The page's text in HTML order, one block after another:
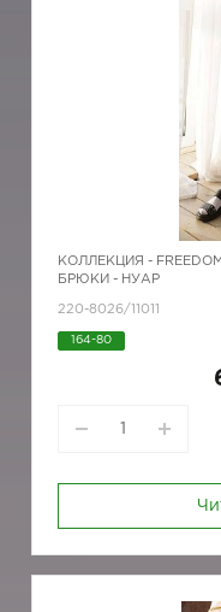
КОЛЛЕКЦИЯ - FREEDOM
БРЮКИ - НУАР
220-8026/11011
164-80